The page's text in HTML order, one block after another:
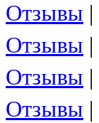
Отзывы |
Отзывы |
Отзывы |
Отзывы |